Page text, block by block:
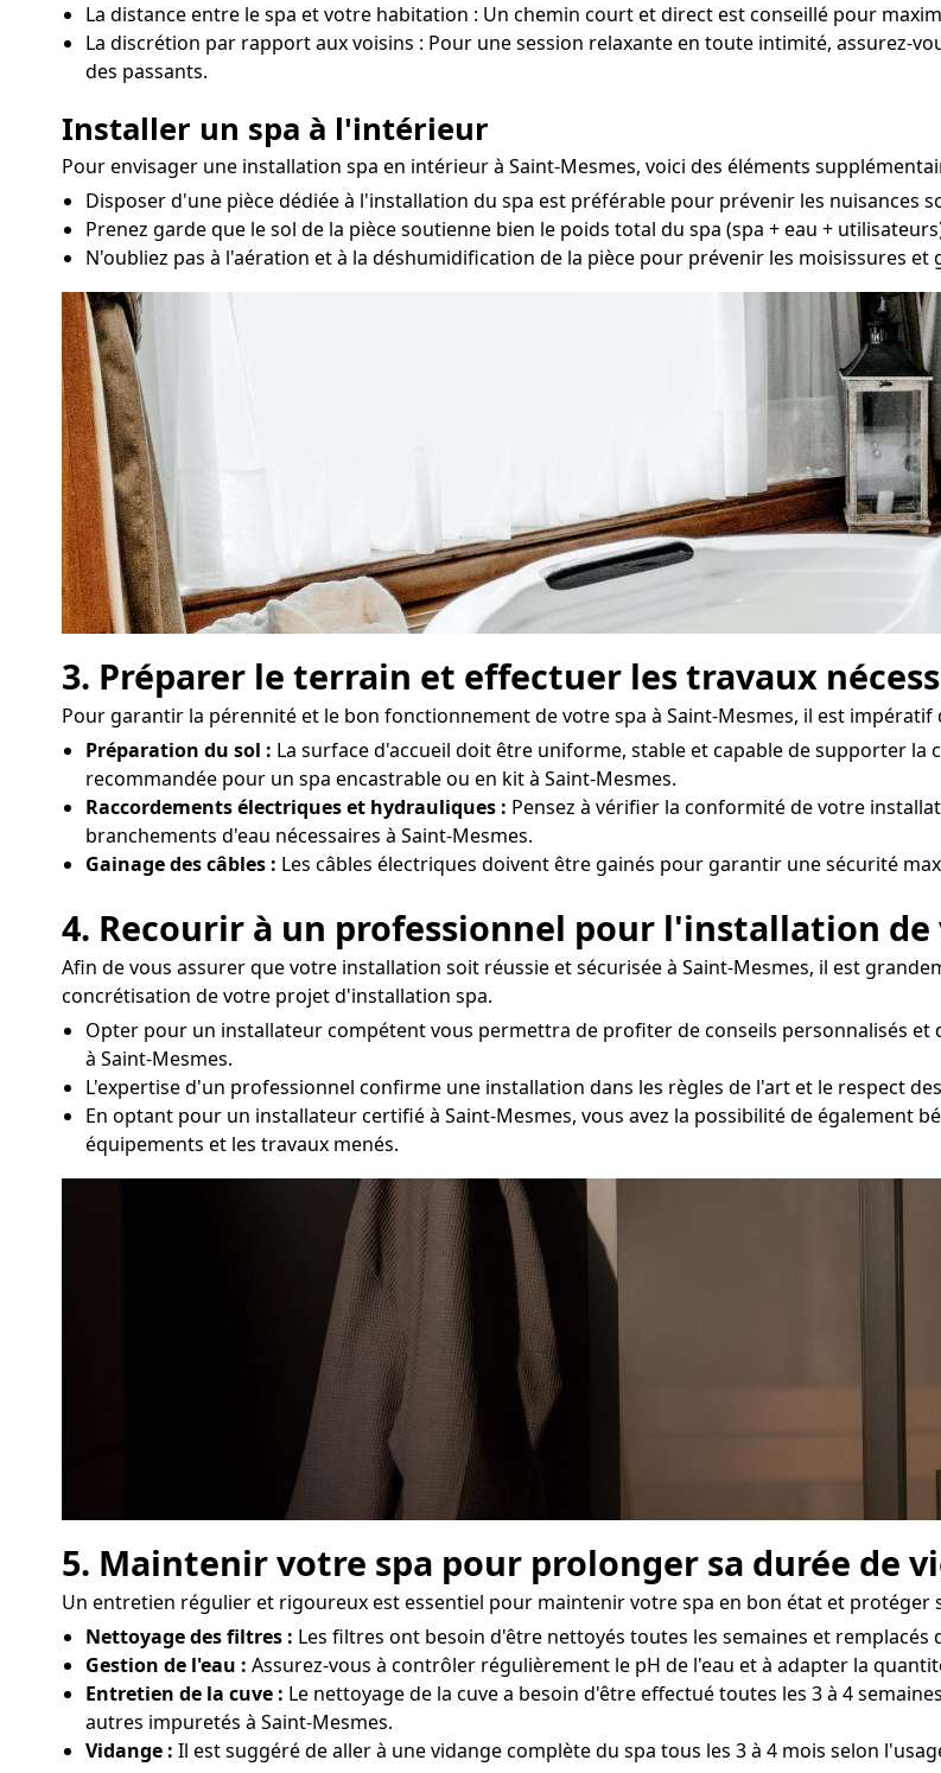
La distance entre le spa et votre habitation : Un chemin court et direct est conseillé pour
La discrétion par rapport aux voisins : Pour une session relaxante en toute intimité, assurez-
des passants.
Installer un spa à l'intérieur
Pour envisager une installation spa en intérieur à Saint-Mesmes, voici des éléments
Disposer d'une pièce dédiée à l'installation du spa est préférable pour prévenir les nuisances
Prenez garde que le sol de la pièce soutienne bien le poids total du spa (spa + eau +
N'oubliez pas à l'aération et à la déshumidification de la pièce pour prévenir les moisissures et
3. Préparer le terrain et effectuer les travaux
Pour garantir la pérennité et le bon fonctionnement de votre spa à Saint-Mesmes, il est
Préparation du sol : La surface d'accueil doit être uniforme, stable et capable de supporter la
recommandée pour un spa encastrable ou en kit à Saint-Mesmes.
Raccordements électriques et hydrauliques : Pensez à vérifier la conformité de votre
branchements d'eau nécessaires à Saint-Mesmes.
Gainage des câbles : Les câbles électriques doivent être gainés pour garantir une sécurité
4. Recourir à un professionnel pour l'installation de
Afin de vous assurer que votre installation soit réussie et sécurisée à Saint-Mesmes, il est
concrétisation de votre projet d'installation spa.
Opter pour un installateur compétent vous permettra de profiter de conseils personnalisés
à Saint-Mesmes.
L'expertise d'un professionnel confirme une installation dans les règles de l'art et le respect
En optant pour un installateur certifié à Saint-Mesmes, vous avez la possibilité de également
équipements et les travaux menés.
5. Maintenir votre spa pour prolonger sa durée de
Un entretien régulier et rigoureux est essentiel pour maintenir votre spa en bon état et protéger
Nettoyage des filtres : Les filtres ont besoin d'être nettoyés toutes les semaines et remplacés
Gestion de l'eau : Assurez-vous à contrôler régulièrement le pH de l'eau et à adapter la
Entretien de la cuve : Le nettoyage de la cuve a besoin d'être effectué toutes les 3 à 4
autres impuretés à Saint-Mesmes.
Vidange : Il est suggéré de aller à une vidange complète du spa tous les 3 à 4 mois selon